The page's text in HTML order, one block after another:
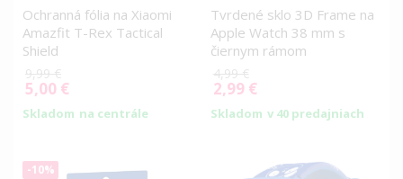
Ochranná fólia na Xiaomi
Amazfit T-Rex Tactical
Shield
9,99 €
Special
Price
5,00 €
Skladom na centrále
Tvrdené sklo 3D Frame na
Apple Watch 38 mm s
čiernym rámom
4,99 €
Special
Price
2,99 €
Skladom v 40 predajniach
-10%